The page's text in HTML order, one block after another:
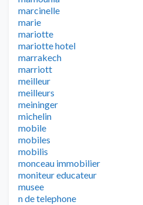
marcinelle
marie
mariotte
mariotte hotel
marrakech
marriott
meilleur
meilleurs
meininger
michelin
mobile
mobiles
mobilis
monceau immobilier
moniteur educateur
musee
n de telephone